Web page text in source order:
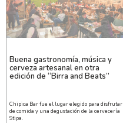
Buena gastronomía, música y
cerveza artesanal en otra
edición de “Birra and Beats”
Chipica Bar fue el lugar elegido para disfrutar
de comida y una degustación de la cervecería
Stipa.